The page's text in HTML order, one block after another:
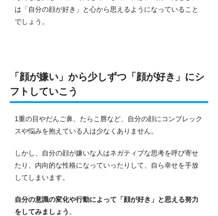
は「自分の顔が好き」と心から思えるようになっていること
でしょう。
「顔が嫌い」から少しずつ「顔が好き」にシ
フトしていこう
1重の目やだんご鼻、たらこ唇など、自分の顔にコンプレック
スや悩みを抱えている人は少なくありません。
しかし、自分の顔が嫌いな人はネガティブな思考を呼び寄せ
たり、内向的な性格になっていったりして、自ら幸せを手放
してしまいます。
自分の意識の変化や行動によって「顔が好き」と思える努力
をしてみましょう 。